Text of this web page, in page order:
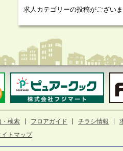
求人カテゴリーの投稿がござい
・検索 フロアガイド チラシ情報
イトマップ